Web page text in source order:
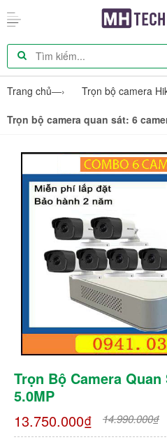
Trang chủ—› Trọn bộ camera
Trọn bộ camera quan sát: 6
Trọn Bộ Camera
5.0MP
13.750.000₫
14.990.000₫